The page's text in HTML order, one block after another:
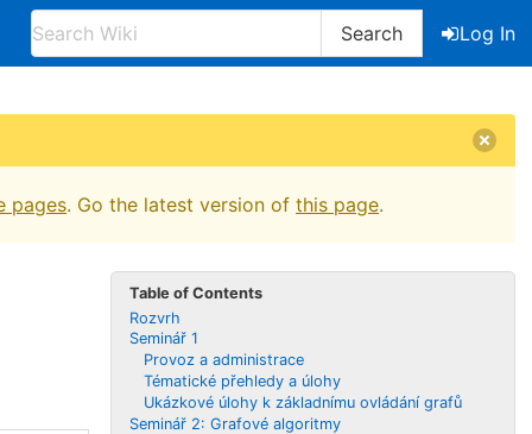
Search
Log In
pages. Go the latest version of this page.
Table of Contents
Rozvrh
Seminář 1
Provoz a administrace
Tématické přehledy a úlohy
Ukázkové úlohy k základnímu ovládání grafů
Seminář 2: Grafové algoritmy